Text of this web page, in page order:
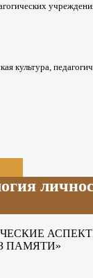
культура,
ПАМЯТИ»